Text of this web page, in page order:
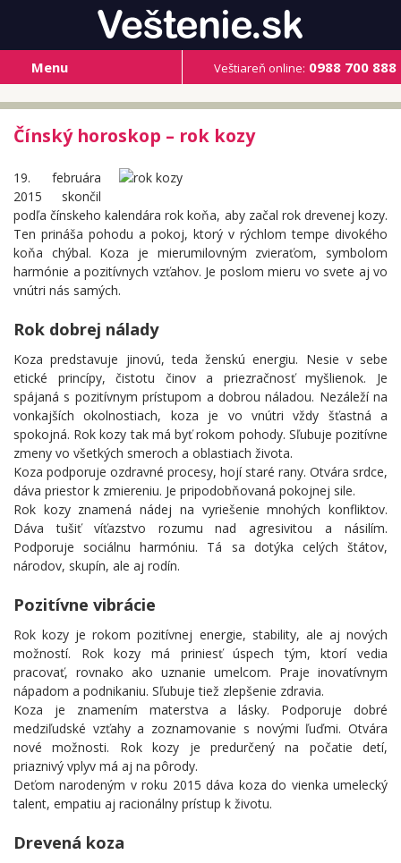
Veštiareň online: 0988 700 888
Menu
Čínský horoskop – rok kozy
19. februára
2015 skončil
podľa čínskeho kalendára rok koňa, aby začal rok drevenej kozy.
Ten prináša pohodu a pokoj, ktorý v rýchlom tempe divokého
koňa chýbal. Koza je mierumilovným zvieraťom, symbolom
harmónie a pozitívnych vzťahov. Je poslom mieru vo svete aj vo
vnútri nás samých.
Rok dobrej nálady
Koza predstavuje jinovú, teda ženskú energiu. Nesie v sebe
etické princípy, čistotu činov a priezračnosť myšlienok. Je
spájaná s pozitívnym prístupom a dobrou náladou. Nezáleží na
vonkajších okolnostiach, koza je vo vnútri vždy šťastná a
spokojná. Rok kozy tak má byť rokom pohody. Sľubuje pozitívne
zmeny vo všetkých smeroch a oblastiach života.
Koza podporuje ozdravné procesy, hojí staré rany. Otvára srdce,
dáva priestor k zmiereniu. Je pripodobňovaná pokojnej sile.
Rok kozy znamená nádej na vyriešenie mnohých konfliktov.
Dáva tušiť víťazstvo rozumu nad agresivitou a násilím.
Podporuje sociálnu harmóniu. Tá sa dotýka celých štátov,
národov, skupín, ale aj rodín.
Pozitívne vibrácie
Rok kozy je rokom pozitívnej energie, stability, ale aj nových
možností. Rok kozy má priniesť úspech tým, ktorí vedia
pracovať, rovnako ako uznanie umelcom. Praje inovatívnym
nápadom a podnikaniu. Sľubuje tiež zlepšenie zdravia.
Koza je znamením materstva a lásky. Podporuje dobré
medziľudské vzťahy a zoznamovanie s novými ľuďmi. Otvára
nové možnosti. Rok kozy je predurčený na počatie detí,
priaznivý vplyv má aj na pôrody.
Deťom narodeným v roku 2015 dáva koza do vienka umelecký
talent, empatiu aj racionálny prístup k životu.
Drevená koza